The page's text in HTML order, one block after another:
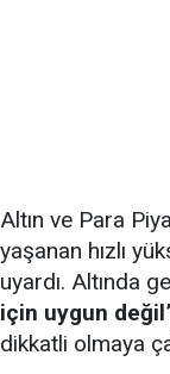
Altın ve Para
yaşanan hızlı
uyardı. Altında
için uygun
dikkatli olmaya